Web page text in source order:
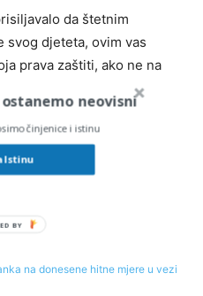
da štetnim
svog djeteta, ovim vas
prava zaštiti, ako ne na
sudovima.
na donesene hitne mjere u vezi
neovisni
činjenice i istinu
Istinu